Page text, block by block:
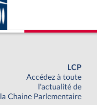
LCP
Accédez à toute
l'actualité de
la Chaine Parlementaire